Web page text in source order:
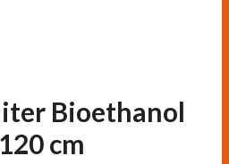
Bioethanol
cm